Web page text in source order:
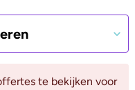
te bekijken voor